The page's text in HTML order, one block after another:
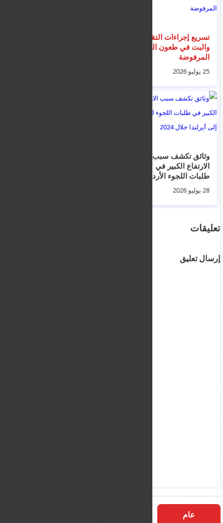
تسريع إجراءات التقاضي
والبت في طعون اللجوء
المرفوضة
25 يوليو 2026
وثائق تكشف سبب
الارتفاع الكبير في
طلبات اللجوء الأردنية
إلى أيرلندا خلال 202428 يوليو 2026
تعليقات
إرسال تعليق
عام